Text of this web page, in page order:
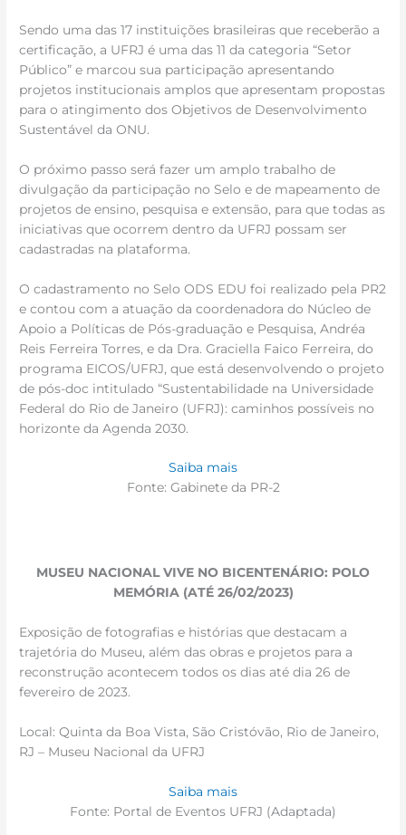
Sendo uma das 17 instituições brasileiras que receberão a
certificação, a UFRJ é uma das 11 da categoria “Setor
Público” e marcou sua participação apresentando
projetos institucionais amplos que apresentam propostas
para o atingimento dos Objetivos de Desenvolvimento
Sustentável da ONU.
O próximo passo será fazer um amplo trabalho de
divulgação da participação no Selo e de mapeamento de
projetos de ensino, pesquisa e extensão, para que todas as
iniciativas que ocorrem dentro da UFRJ possam ser
cadastradas na plataforma.
O cadastramento no Selo ODS EDU foi realizado pela PR2
e contou com a atuação da coordenadora do Núcleo de
Apoio a Políticas de Pós-graduação e Pesquisa, Andréa
Reis Ferreira Torres, e da Dra. Graciella Faico Ferreira, do
programa EICOS/UFRJ, que está desenvolvendo o projeto
de pós-doc intitulado “Sustentabilidade na Universidade
Federal do Rio de Janeiro (UFRJ): caminhos possíveis no
horizonte da Agenda 2030.
Saiba mais
Fonte: Gabinete da PR-2
MUSEU NACIONAL VIVE NO BICENTENÁRIO: POLO
MEMÓRIA (ATÉ 26/02/2023)
Exposição de fotografias e histórias que destacam a
trajetória do Museu, além das obras e projetos para a
reconstrução acontecem todos os dias até dia 26 de
fevereiro de 2023.
Local: Quinta da Boa Vista, São Cristóvão, Rio de Janeiro,
RJ – Museu Nacional da UFRJ
Saiba mais
Fonte: Portal de Eventos UFRJ (Adaptada)